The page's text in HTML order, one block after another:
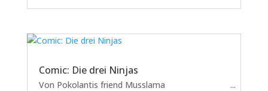
Comic: Die drei Ninjas
Von Pokolantis friend Musslama